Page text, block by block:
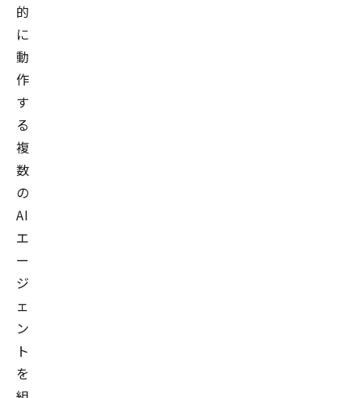
的
に
動
作
す
る
複
数
の
AI
エ
ー
ジ
ェ
ン
ト
を